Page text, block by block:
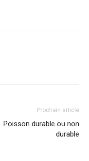
Prochain article
Poisson durable ou non
durable